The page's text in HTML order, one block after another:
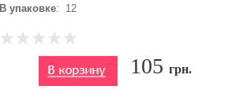
В упаковке: 12
105 грн.